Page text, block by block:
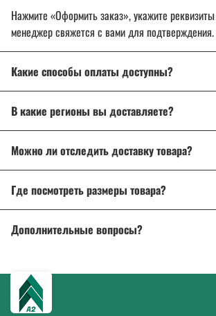
Нажмите «Оформить заказ», укажите
менеджер свяжется с вами для подтверждения.
Какие способы оплаты доступны?
расчетный счет организации.
Для государственных и муниципальных
возможна поставка товара с отсрочкой
В какие регионы вы доставляете?
России : от Калининграда до Владивостока.
Подробнее о доставке
Можно ли отследить доставку товара?
через ТК «СДЭК», DPD или Почту России.
Где посмотреть размеры товара?
возникли сомнения, напишите или позвоните
Дополнительные вопросы?
52-20. Работаем с 9:00 до 18:00 Екб в будние